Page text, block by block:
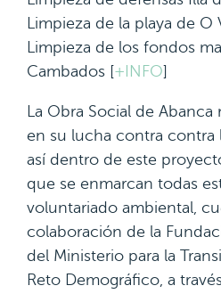
Limpieza de la playa de O
Limpieza de los fondos
Cambados [+INFO]
La Obra Social de
en su lucha contra contra
así dentro de este
que se enmarcan todas
voluntariado ambiental,
colaboración de la
del Ministerio para la
Reto Demográfico, a